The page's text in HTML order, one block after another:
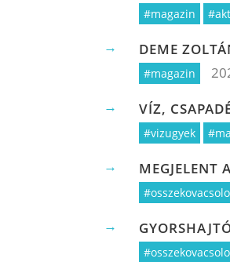
#magazin
DEME
#magazin
VÍZ,
#vizugyek
MEGJELENT
#osszekovacsolo
#osszekovacsolo